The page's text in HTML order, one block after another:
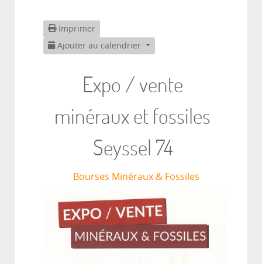
Imprimer
Ajouter au calendrier
Expo / vente
minéraux et fossiles
Seyssel 74
Bourses Minéraux & Fossiles